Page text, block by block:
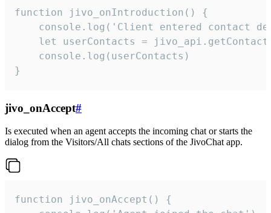
function jivo_onIntroduction() {
console.log('Client entered contact
let userContacts =
    console.log(userContacts)
}
jivo_onAccept#
Is executed when an agent accepts the incoming chat or starts the
dialog from the Visitors/All chats sections of the JivoChat app.
function jivo_onAccept() {